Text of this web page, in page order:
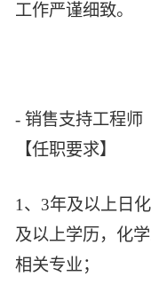
工作严谨细致。
- 销售支持工程师
【任职要求】
1、3年及以上日
及以上学历，化
相关专业；